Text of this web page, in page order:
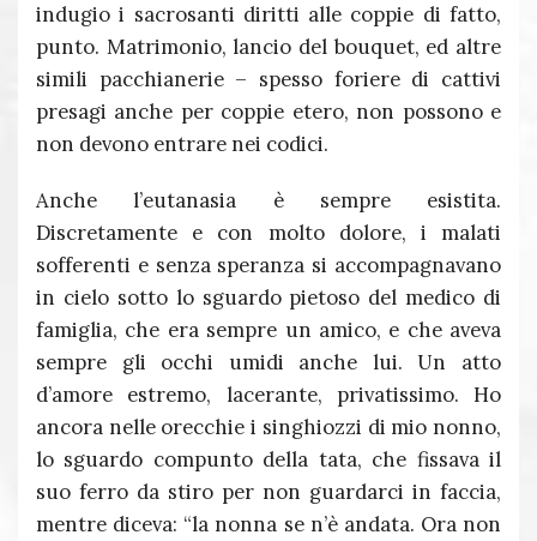
indugio i sacrosanti diritti alle coppie di fatto,
punto. Matrimonio, lancio del bouquet, ed altre
simili pacchianerie – spesso foriere di cattivi
presagi anche per coppie etero, non possono e
non devono entrare nei codici.
Anche l’eutanasia è sempre esistita.
Discretamente e con molto dolore, i malati
sofferenti e senza speranza si accompagnavano
in cielo sotto lo sguardo pietoso del medico di
famiglia, che era sempre un amico, e che aveva
sempre gli occhi umidi anche lui. Un atto
d’amore estremo, lacerante, privatissimo. Ho
ancora nelle orecchie i singhiozzi di mio nonno,
lo sguardo compunto della tata, che fissava il
suo ferro da stiro per non guardarci in faccia,
mentre diceva: “la nonna se n’è andata. Ora non